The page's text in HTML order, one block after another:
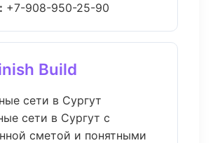
+7-908-950-25-90
Build
сети в Сургут
сети в Сургут с
сметой и понятными